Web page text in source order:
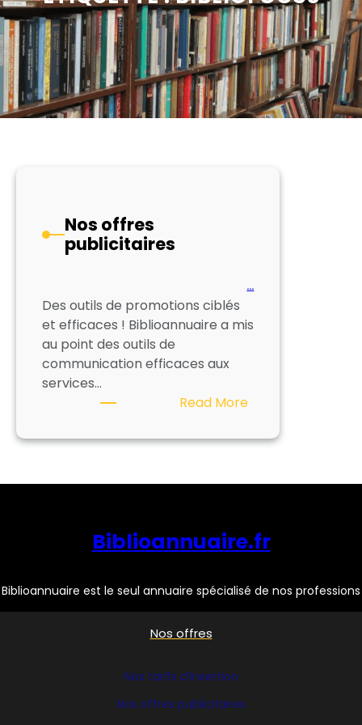
Nos offres
publicitaires
…
Des outils de promotions ciblés
et efficaces ! Biblioannuaire a mis
au point des outils de
communication efficaces aux
services…
Read More:
offres
Biblioannuaire.fr
Biblioannuaire est le seul annuaire spécialisé de nos professions
Nos offres
Nos tarifs d’insertion
Nos offres publicitaires